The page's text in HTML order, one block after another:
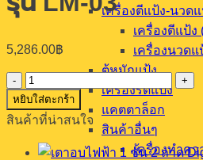
เครื่องตีแป้ง-นวด
เครื่องตีแป้ง
เครื่องนวดแ
ตู้หมักแป้ง
เครื่องรีดแป้ง
แคตตาล็อก
สินค้าอื่นๆ
เครื่องทำคว
5,286.00฿
จำนวน
เครื่อง
ติด
สติ
หยิบใส่ตะกร้า
สินค้าที่น่าสนใจ